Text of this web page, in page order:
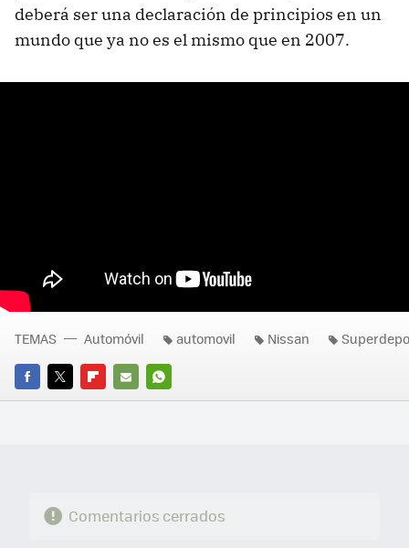
deberá ser una declaración de principios en un
mundo que ya no es el mismo que en 2007.
FACEBOOK
TWITTERFLIPBOARD
E-
WHATSAPP
TEMAS Automóvil automovil Nissan
Comentarios cerrados